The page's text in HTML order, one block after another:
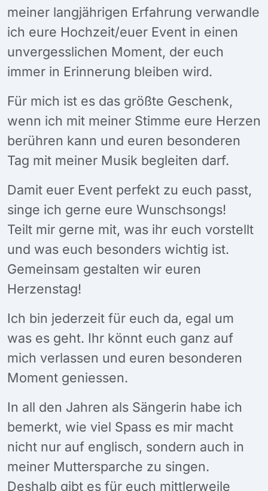
meiner langjährigen Erfahrung verwandle
ich eure Hochzeit/euer Event in einen
unvergesslichen Moment, der euch
immer in Erinnerung bleiben wird.
Für mich ist es das größte Geschenk,
wenn ich mit meiner Stimme eure Herzen
berühren kann und euren besonderen
Tag mit meiner Musik begleiten darf.
Damit euer Event perfekt zu euch passt,
singe ich gerne eure Wunschsongs!
Teilt mir gerne mit, was ihr euch vorstellt
und was euch besonders wichtig ist.
Gemeinsam gestalten wir euren
Herzenstag!
Ich bin jederzeit für euch da, egal um
was es geht. Ihr könnt euch ganz auf
mich verlassen und euren besonderen
Moment geniessen.
In all den Jahren als Sängerin habe ich
bemerkt, wie viel Spass es mir macht
nicht nur auf englisch, sondern auch in
meiner Muttersparche zu singen.
Deshalb gibt es für euch mittlerweile